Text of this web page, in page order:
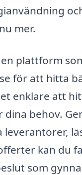
mer.
plattform
för att hitta
enklare att
behov.
leverantörer,
kan du
som